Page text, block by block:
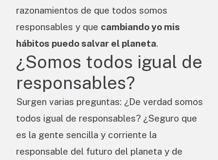
razonamientos de que todos somos
responsables y que cambiando yo mis
hábitos puedo salvar el planeta.
¿Somos todos igual de
responsables?
Surgen varias preguntas: ¿De verdad somos
todos igual de responsables? ¿Seguro que
es la gente sencilla y corriente la
responsable del futuro del planeta y de